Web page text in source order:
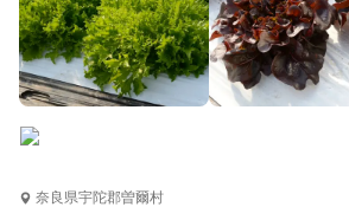
奈良県宇陀郡曽爾村